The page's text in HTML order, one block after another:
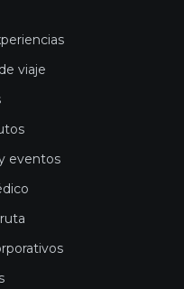
viaje
eventos